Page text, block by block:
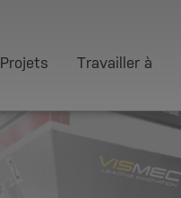
Projets Travailler à